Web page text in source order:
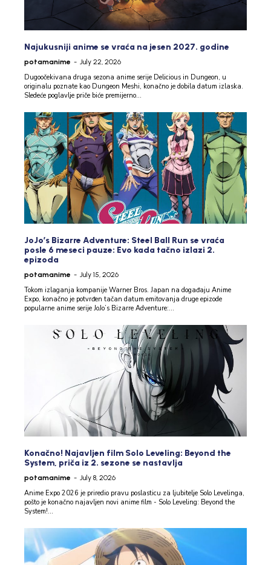
Najukusniji anime se vraća na jesen 2027. godine
potamanime - July 22, 2026
Dugoočekivana druga sezona anime serije Delicious in Dungeon, u
originalu poznate kao Dungeon Meshi, konačno je dobila datum izlaska.
Sledeće poglavlje priče biće premijerno...
JoJo’s Bizarre Adventure: Steel Ball Run se vraća
posle 6 meseci pauze: Evo kada tačno izlazi 2.
epizoda
potamanime - July 15, 2026
Tokom izlaganja kompanije Warner Bros. Japan na događaju Anime
Expo, konačno je potvrđen tačan datum emitovanja druge epizode
popularne anime serije JoJo’s Bizarre Adventure:...
Konačno! Najavljen film Solo Leveling: Beyond the
System, priča iz 2. sezone se nastavlja
potamanime - July 8, 2026
Anime Expo 2026 je priredio pravu poslasticu za ljubitelje Solo Levelinga,
pošto je konačno najavljen novi anime film - Solo Leveling: Beyond the
System!...